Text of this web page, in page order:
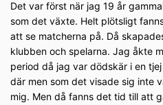
Det var först när jag 19 år
som det växte. Helt plötsligt
att se matcherna på. Då
klubben och spelarna. Jag åkte
period då jag var dödskär i en
där men som det visade sig inte
mig. Men då fanns det tid till att